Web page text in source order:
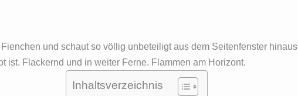
und schaut so völlig unbeteiligt aus dem Seitenfenster
ist. Flackernd und in weiter Ferne. Flammen am Horizont.
Inhaltsverzeichnis